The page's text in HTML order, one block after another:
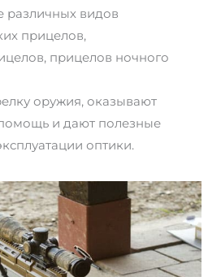
различных видов
прицелов,
прицелов ночного
оружия, оказывают
и дают полезные
оптики.